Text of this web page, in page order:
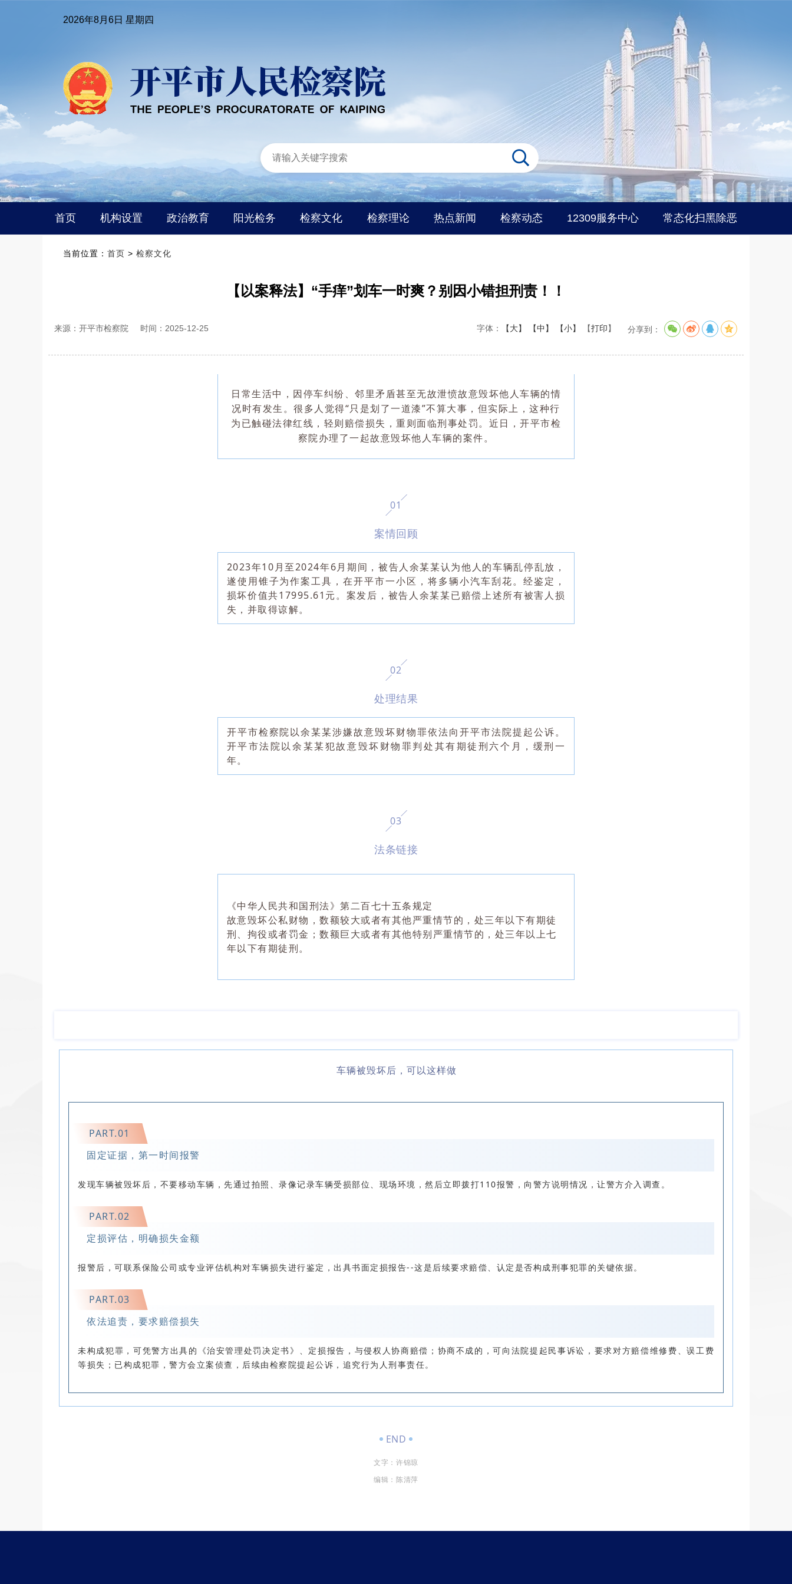
2026年8月6日 星期四
首页 机构设置 政治教育 阳光检务 检察文化 检察理论 热点新闻 检察动态 12309服务中心 常态化扫黑除恶
当前位置： 首页 > 检察文化
【以案释法】“手痒”划车一时爽？别因小错担刑责！！
来源：开平市检察院 时间：2025-12-25 字体： 【大】 【中】 【小】 【打印】 分享到：
日常生活中，因停车纠纷、邻里矛盾甚至无故泄愤故意毁坏他人车辆的情
况时有发生。很多人觉得“只是划了一道漆”不算大事，但实际上，这种行
为已触碰法律红线，轻则赔偿损失，重则面临刑事处罚。 近日，开平市检
察院办理了一起故意毁坏他人车辆的案件。
01
案情回顾
2023年10月至2024年6月期间，被告人余某某认为他人的车辆乱停乱放，
遂使用锥子为作案工具，在开平市一小区，将多辆小汽车刮花。经鉴定，
损坏价值共17995.61元。案发后，被告人余某某已赔偿上述所有被害人损
失，并取得谅解。
02
处理结果
开平市检察院以余某某涉嫌故意毁坏财物罪依法向开平市法院提起公诉。
开平市法院以余某某犯故意毁坏财物罪判处其有期徒刑六个月，缓刑一
年。
03
法条链接
《中华人民共和国刑法》第二百七十五条规定
故意毁坏公私财物，数额较大或者有其他严重情节的，处三年以下有期徒
刑、拘役或者罚金；数额巨大或者有其他特别严重情节的，处三年以上七
年以下有期徒刑。
车辆被毁坏后，可以这样做
PART.01
固定证据，第一时间报警
发现车辆被毁坏后，不要移动车辆，先通过拍照、录像记录车辆受损部位、现场环境，然后立即拨打110报警，向警方说明情况，让警方介入调查。
PART.02
定损评估，明确损失金额
报警后，可联系保险公司或专业评估机构对车辆损失进行鉴定，出具书面定损报告--这是后续要求赔偿、认定是否构成刑事犯罪的关键依据。
PART.03
依法追责，要求赔偿损失
未构成犯罪 ，可凭警方出具的《治安管理处罚决定书》、定损报告，与侵权人协商赔偿；协商不成的，可向法院提起民事诉讼，要求对方赔偿维修费、误工费
等损失； 已构成犯罪， 警方会立案侦查，后续由检察院提起公诉，追究行为人刑事责任。
END
文字：许锦琼
编辑：陈清萍